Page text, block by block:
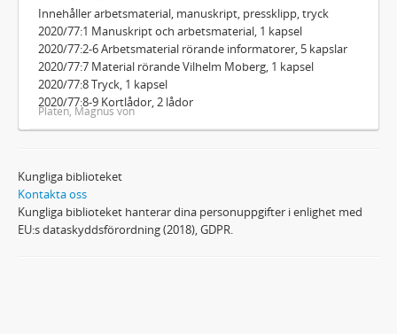
Innehåller arbetsmaterial, manuskript, pressklipp, tryck
2020/77:1 Manuskript och arbetsmaterial, 1 kapsel
2020/77:2-6 Arbetsmaterial rörande informatorer, 5 kapslar
2020/77:7 Material rörande Vilhelm Moberg, 1 kapsel
2020/77:8 Tryck, 1 kapsel
2020/77:8-9 Kortlådor, 2 lådor
Platen, Magnus von
Kungliga biblioteket
Kontakta oss
Kungliga biblioteket hanterar dina personuppgifter i enlighet med
EU:s dataskyddsförordning (2018), GDPR.